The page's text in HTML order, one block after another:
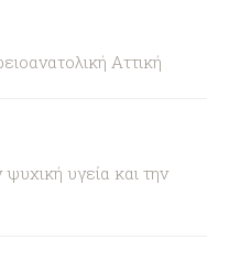
Αττική
ψυχική υγεία και την